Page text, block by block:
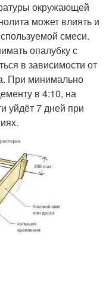
окружающей
может влиять и
смеси.
опалубку с
в зависимости от
При минимально
в 4:10, на
уйдёт 7 дней при